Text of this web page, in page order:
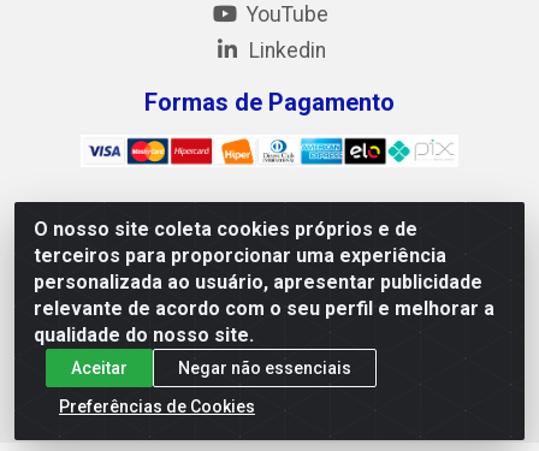
O nosso site coleta cookies próprios e de
terceiros para proporcionar uma experiência
personalizada ao usuário, apresentar publicidade
relevante de acordo com o seu perfil e melhorar a
qualidade do nosso site.
Aceitar
Negar não essenciais
Preferências de Cookies
YouTube
Linkedin
Formas de Pagamento
Mix Alimentos LTDA - Quadra Asr Ne 55 (412 Norte), Alameda
02, S/N - Plano Diretor Norte, Palmas/TO - CEP 77.006-540 -
CNPJ 05.922.500/0001-02